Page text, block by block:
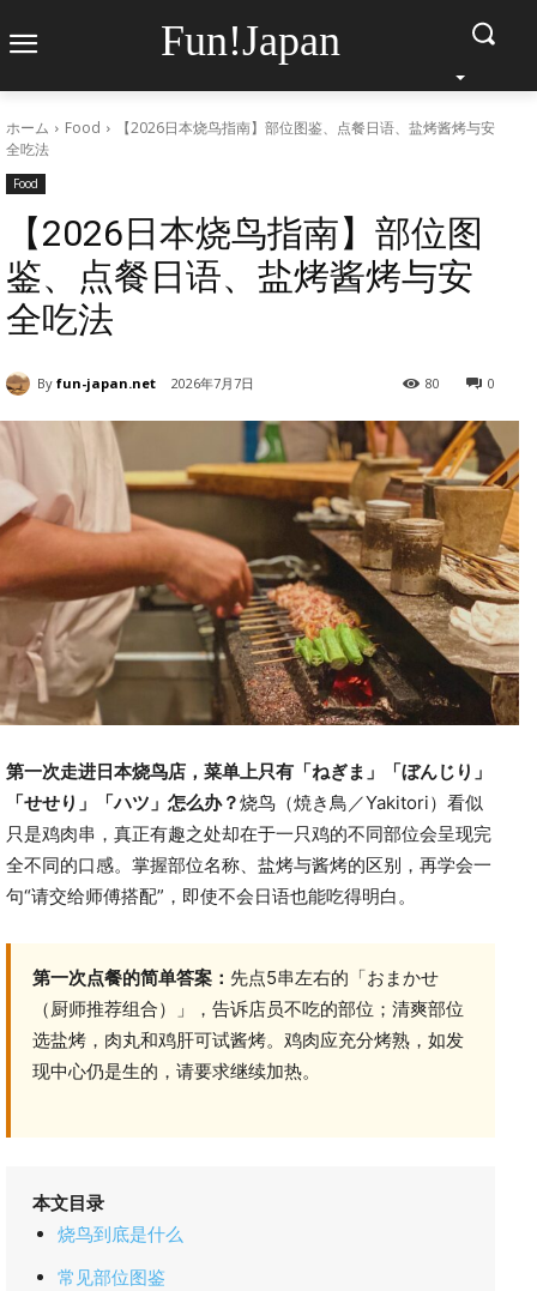
Fun!Japan
ホーム Food
【2026日本烧鸟指南】部位图鉴、点餐日语、盐烤酱烤与安
全吃法
Food
【2026日本烧鸟指南】部位图
鉴、点餐日语、盐烤酱烤与安
全吃法
By fun-japan.net 2026年7月7日 0
80
第一次走进日本烧鸟店，菜单上只有「ねぎま」「ぼんじり」
「せせり」「ハツ」怎么办？烧鸟（焼き鳥／Yakitori）看似
只是鸡肉串，真正有趣之处却在于一只鸡的不同部位会呈现完
全不同的口感。掌握部位名称、盐烤与酱烤的区别，再学会一
句“请交给师傅搭配”，即使不会日语也能吃得明白。
第一次点餐的简单答案： 先点5串左右的「おまかせ
（厨师推荐组合）」，告诉店员不吃的部位；清爽部位
选盐烤，肉丸和鸡肝可试酱烤。鸡肉应充分烤熟，如发
现中心仍是生的，请要求继续加热。
本文目录
烧鸟到底是什么
常见部位图鉴